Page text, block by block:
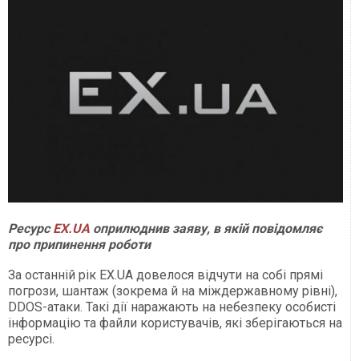
РесурсEX.UA оприлюднив заяву, в якій повідомляє
про припинення роботи
За останній рік EX.UA довелося відчути на собі прямі
погрози, шантаж (зокрема й на міждержавному рівні),
DDOS-атаки. Такі дії наражають на небезпеку особисті
інформацію та файли користувачів, які зберігаються на
ресурсі.